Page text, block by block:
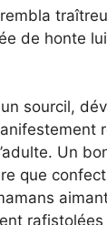
de honte
un sourcil,
Un
que